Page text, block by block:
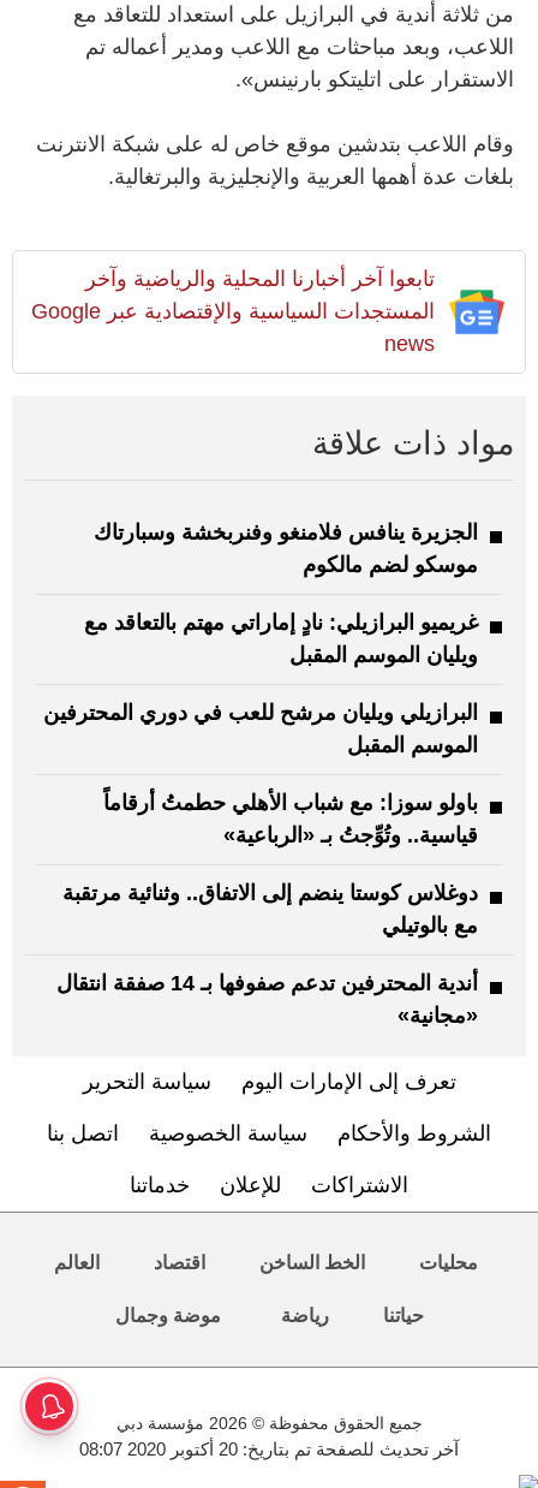
من ثلاثة أندية في البرازيل على استعداد للتعاقد مع
اللاعب، وبعد مباحثات مع اللاعب ومدير أعماله تم
الاستقرار على اتليتكو بارنينس».
وقام اللاعب بتدشين موقع خاص له على شبكة الانترنت
بلغات عدة أهمها العربية والإنجليزية والبرتغالية.
تابعوا آخر أخبارنا المحلية والرياضية وآخر
المستجدات السياسية والإقتصادية عبر Google
news
مواد ذات علاقة
الجزيرة ينافس فلامنغو وفنربخشة وسبارتاك
موسكو لضم مالكوم
غريميو البرازيلي: نادٍ إماراتي مهتم بالتعاقد مع
ويليان الموسم المقبل
البرازيلي ويليان مرشح للعب في دوري المحترفين
الموسم المقبل
باولو سوزا: مع شباب الأهلي حطمتُ أرقاماً
قياسية.. وتُوِّجتُ بـ «الرباعية»
دوغلاس كوستا ينضم إلى الاتفاق.. وثنائية مرتقبة
مع بالوتيلي
أندية المحترفين تدعم صفوفها بـ 14 صفقة انتقال
«مجانية»
تعرف إلى الإمارات اليوم سياسة التحرير
الشروط والأحكام سياسة الخصوصية اتصل بنا
الاشتراكات للإعلان خدماتنا
محليات الخط الساخن اقتصاد العالم
حياتنا رياضة موضة وجمال
جميع الحقوق محفوظة © 2026 مؤسسة دبي
آخر تحديث للصفحة تم بتاريخ: 20 أكتوبر 2020 08:07